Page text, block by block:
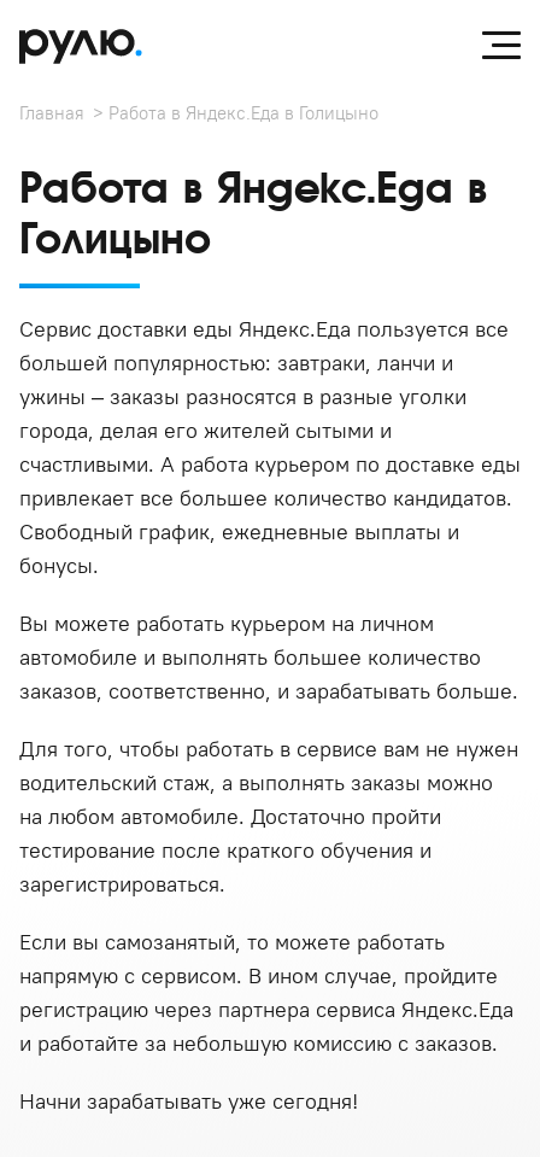
Главная Работа в Яндекс.Еда в Голицыно
Работа в Яндекс.Еда в
Голицыно
Сервис доставки еды Яндекс.Еда пользуется все
большей популярностью: завтраки, ланчи и
ужины – заказы разносятся в разные уголки
города, делая его жителей сытыми и
счастливыми. А работа курьером по доставке еды
привлекает все большее количество кандидатов.
Свободный график, ежедневные выплаты и
бонусы.
Вы можете работать курьером на личном
автомобиле и выполнять большее количество
заказов, соответственно, и зарабатывать больше.
Для того, чтобы работать в сервисе вам не нужен
водительский стаж, а выполнять заказы можно
на любом автомобиле. Достаточно пройти
тестирование после краткого обучения и
зарегистрироваться.
Если вы самозанятый, то можете работать
напрямую с сервисом. В ином случае, пройдите
регистрацию через партнера сервиса Яндекс.Еда
и работайте за небольшую комиссию с заказов.
Начни зарабатывать уже сегодня!